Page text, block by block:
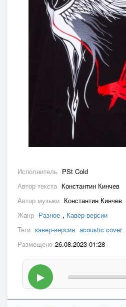
Исполнитель PSt Cold
Автор текста Константин Кинчев
Автор музыки Константин Кинчев
Жанр Разное , Кавер-версии
Теги кавер-версия acoustic cover
Размещено 26.08.2023 01:28
▶